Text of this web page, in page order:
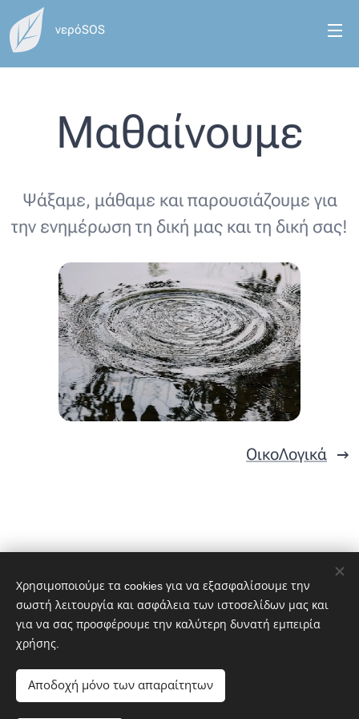
νερόSOS
Μαθαίνουμε
Ψάξαμε, μάθαμε και παρουσιάζουμε για
την ενημέρωση τη δική μας και τη δική σας!
ΟικοΛογικά
Χρησιμοποιούμε τα cookies για να εξασφαλίσουμε την
σωστή λειτουργία και ασφάλεια των ιστοσελίδων μας και
για να σας προσφέρουμε την καλύτερη δυνατή εμπειρία
χρήσης.
Αποδοχή μόνο των απαραίτητων